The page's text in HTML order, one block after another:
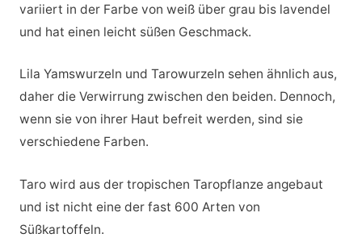
variiert in der Farbe von weiß über grau bis lavendel
und hat einen leicht süßen Geschmack.
Lila Yamswurzeln und Tarowurzeln sehen ähnlich aus,
daher die Verwirrung zwischen den beiden. Dennoch,
wenn sie von ihrer Haut befreit werden, sind sie
verschiedene Farben.
Taro wird aus der tropischen Taropflanze angebaut
und ist nicht eine der fast 600 Arten von
Süßkartoffeln.